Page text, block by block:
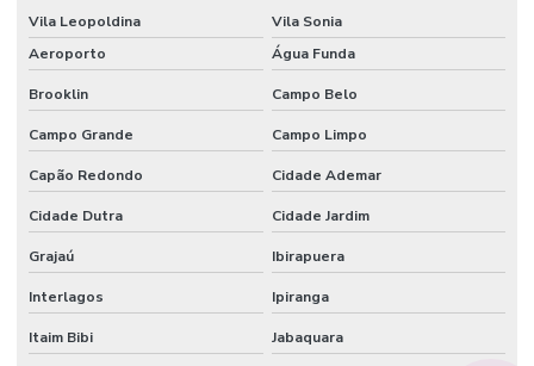
Tecido floco de algodão
Tecido tule flocado
Tecido veludo
Tecido veludo atacado
Tecido veludo automotivo
Tecido veludo automotivo comprar
Vila Leopoldina
Vila Sonia
Aeroporto
Água Funda
Brooklin Campo Belo
Campo Grande Campo Limpo
Capão Redondo Cidade Ademar
Cidade Dutra Cidade Jardim
Grajaú Ibirapuera
Interlagos Ipiranga
Itaim Bibi Jabaquara